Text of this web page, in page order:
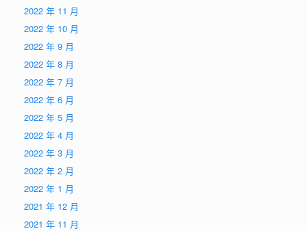
2022 年 11 月
2022 年 10 月
2022 年 9 月
2022 年 8 月
2022 年 7 月
2022 年 6 月
2022 年 5 月
2022 年 4 月
2022 年 3 月
2022 年 2 月
2022 年 1 月
2021 年 12 月
2021 年 11 月